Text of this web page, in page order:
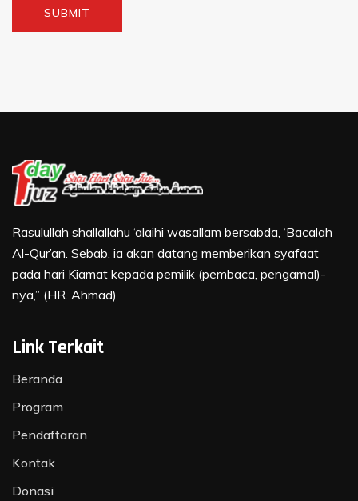
Rasulullah shallallahu ‘alaihi wasallam bersabda, ‘Bacalah
Al-Qur’an. Sebab, ia akan datang memberikan syafaat
pada hari Kiamat kepada pemilik (pembaca, pengamal)-
nya,” (HR. Ahmad)
Link Terkait
Beranda
Program
Pendaftaran
Kontak
Donasi